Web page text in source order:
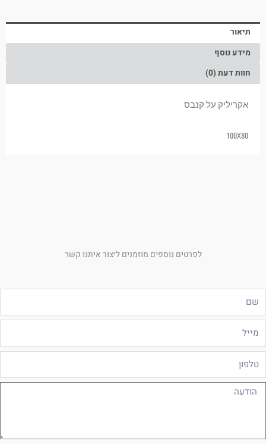
תיאור
מידע נוסף
חוות דעת (0)
אקריליק על קנבס
100X80
לפרטים נוספים מוזמנים ליצור איתנו קשר